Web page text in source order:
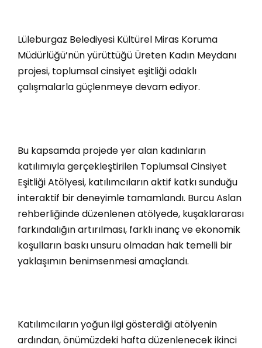
Lüleburgaz Belediyesi Kültürel Miras Koruma
Müdürlüğü’nün yürüttüğü Üreten Kadın Meydanı
projesi, toplumsal cinsiyet eşitliği odaklı
çalışmalarla güçlenmeye devam ediyor.
Bu kapsamda projede yer alan kadınların
katılımıyla gerçekleştirilen Toplumsal Cinsiyet
Eşitliği Atölyesi, katılımcıların aktif katkı sunduğu
interaktif bir deneyimle tamamlandı. Burcu Aslan
rehberliğinde düzenlenen atölyede, kuşaklararası
farkındalığın artırılması, farklı inanç ve ekonomik
koşulların baskı unsuru olmadan hak temelli bir
yaklaşımın benimsenmesi amaçlandı.
Katılımcıların yoğun ilgi gösterdiği atölyenin
ardından, önümüzdeki hafta düzenlenecek ikinci